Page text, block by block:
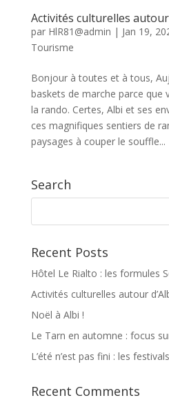
Activités culturelles autour
par HlR81@admin | Jan 19,
Tourisme
Bonjour à toutes et à tous,
baskets de marche parce que
la rando. Certes, Albi et ses
ces magnifiques sentiers de
paysages à couper le souffle...
Search
Recent Posts
Hôtel Le Rialto : les formules
Activités culturelles autour
Noël à Albi !
Le Tarn en automne : focus
L’été n’est pas fini : les
Recent Comments